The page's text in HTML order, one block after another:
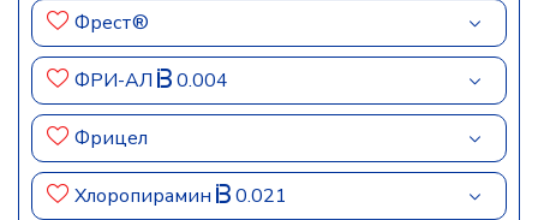
Фрест®
ФРИ-АЛ 0.004
Фрицел
Хлоропирамин 0.021